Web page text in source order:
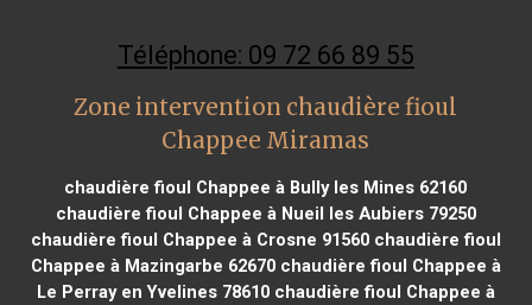
Téléphone: 09 72 66 89 55
Zone intervention chaudière fioul
Chappee Miramas
chaudière fioul Chappee à Bully les Mines 62160
chaudière fioul Chappee à Nueil les Aubiers 79250
chaudière fioul Chappee à Crosne 91560chaudière fioul
Chappee à Mazingarbe 62670chaudière fioul Chappee à
Le Perray en Yvelines 78610chaudière fioul Chappee à